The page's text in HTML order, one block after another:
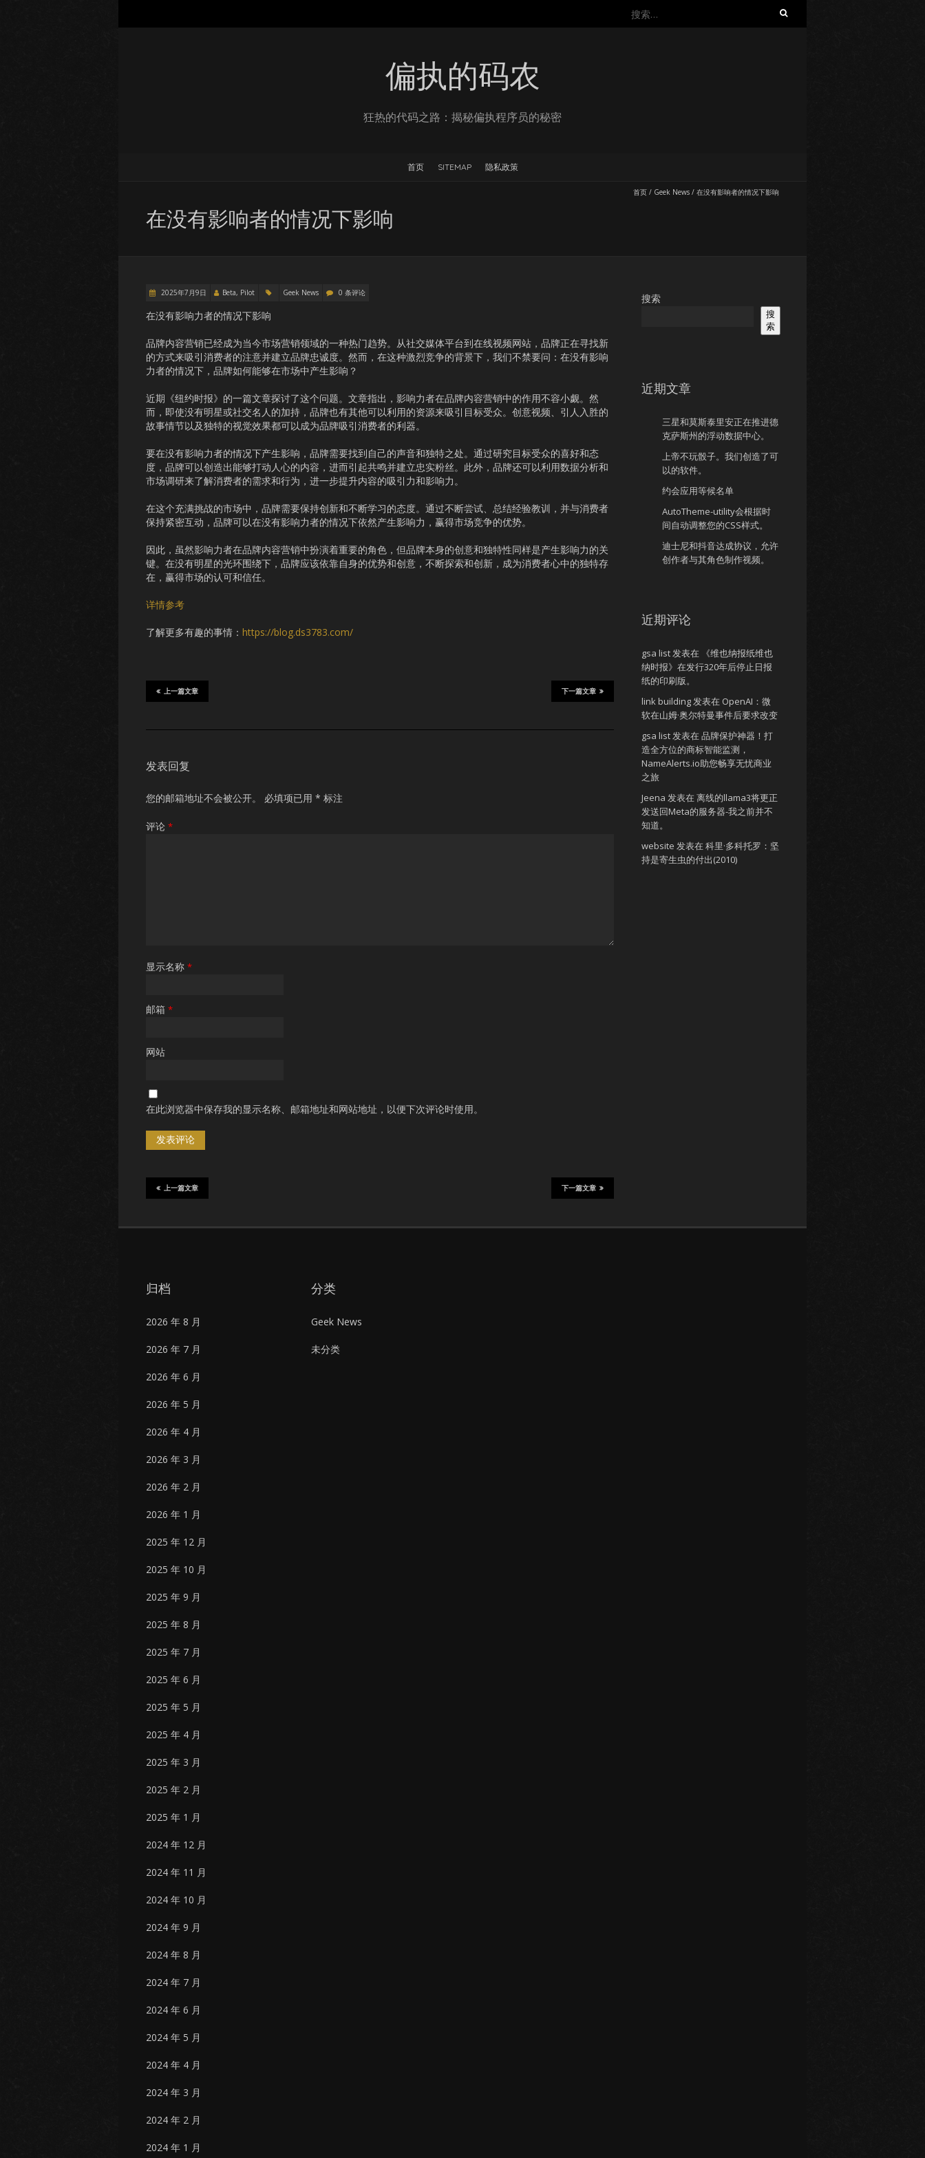
搜
偏执的码农
狂热的代码之路：揭秘偏执程序员的秘密
首页 SITEMAP 隐私政策
首页 / Geek News / 在没有影响者的情况下影响
在没有影响者的情况下影响
2025年7月9日 Beta, Pilot Geek News 0 条评论
在没有影响力者的情况下影响
品牌内容营销已经成为当今市场营销领域的一种热门趋势。从社交媒体平台到在线视频网站，品牌正在寻找新
的方式来吸引消费者的注意并建立品牌忠诚度。然而，在这种激烈竞争的背景下，我们不禁要问：在没有影响
力者的情况下，品牌如何能够在市场中产生影响？
近期《纽约时报》的一篇文章探讨了这个问题。文章指出，影响力者在品牌内容营销中的作用不容小觑。然
而，即使没有明星或社交名人的加持，品牌也有其他可以利用的资源来吸引目标受众。创意视频、引人入胜的
故事情节以及独特的视觉效果都可以成为品牌吸引消费者的利器。
要在没有影响力者的情况下产生影响，品牌需要找到自己的声音和独特之处。通过研究目标受众的喜好和态
度，品牌可以创造出能够打动人心的内容，进而引起共鸣并建立忠实粉丝。此外，品牌还可以利用数据分析和
市场调研来了解消费者的需求和行为，进一步提升内容的吸引力和影响力。
在这个充满挑战的市场中，品牌需要保持创新和不断学习的态度。通过不断尝试、总结经验教训，并与消费者
保持紧密互动，品牌可以在没有影响力者的情况下依然产生影响力，赢得市场竞争的优势。
因此，虽然影响力者在品牌内容营销中扮演着重要的角色，但品牌本身的创意和独特性同样是产生影响力的关
键。在没有明星的光环围绕下，品牌应该依靠自身的优势和创意，不断探索和创新，成为消费者心中的独特存
在，赢得市场的认可和信任。
详情参考
了解更多有趣的事情： https://blog.ds3783.com/
下一篇文章
上一篇文章
发表回复
您的邮箱地址不会被公开。 必填项已用 * 标注
评论 *
显示名称 *
邮箱 *
网站
在此浏览器中保存我的显示名称、邮箱地址和网站地址，以便下次评论时使用。
下一篇文章
上一篇文章
搜索
搜
索
近期文章
三星和莫斯泰里安正在推进德
克萨斯州的浮动数据中心。
上帝不玩骰子。我们创造了可
以的软件。
约会应用等候名单
AutoTheme-utility会根据时
间自动调整您的CSS样式。
迪士尼和抖音达成协议，允许
创作者与其角色制作视频。
近期评论
gsa list发表在
《维也纳报纸维也
纳时报》在发行320年后停止日报
纸的印刷版。
link building发表在 OpenAI：微
软在山姆·奥尔特曼事件后要求改变
gsa list发表在 品牌保护神器！打
造全方位的商标智能监测，
NameAlerts.io助您畅享无忧商业
之旅
Jeena 发表在 离线的llama3将更正
发送回Meta的服务器-我之前并不
知道。
website 发表在 科里·多科托罗：坚
持是寄生虫的付出(2010)
归档
2026 年 8 月
2026 年 7 月
2026 年 6 月
2026 年 5 月
2026 年 4 月
2026 年 3 月
2026 年 2 月
2026 年 1 月
2025 年 12 月
2025 年 10 月
2025 年 9 月
2025 年 8 月
2025 年 7 月
2025 年 6 月
2025 年 5 月
2025 年 4 月
2025 年 3 月
2025 年 2 月
2025 年 1 月
2024 年 12 月
2024 年 11 月
2024 年 10 月
2024 年 9 月
2024 年 8 月
2024 年 7 月
2024 年 6 月
2024 年 5 月
2024 年 4 月
2024 年 3 月
2024 年 2 月
2024 年 1 月
分类
Geek News
未分类